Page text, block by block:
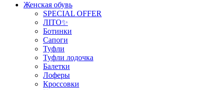
Женская обувь
SPECIAL OFFER
ЛІТО✨
Ботинки
Сапоги
Туфли
Туфли лодочка
Балетки
Лоферы
Кроссовки